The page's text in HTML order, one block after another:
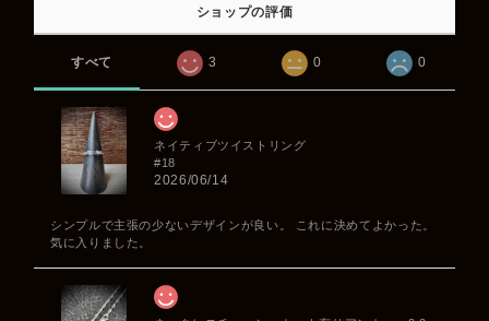
ショップの評価
すべて 3 0 0
ネイティブツイストリング
#18
2026/06/14
シンプルで主張の少ないデザインが良い。 これに決めてよかった。
気に入りました。